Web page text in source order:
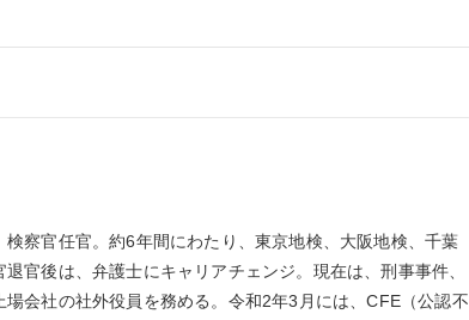
察官任官。約6年間にわたり、東京地検、大阪地検、千葉
官後は、弁護士にキャリアチェンジ。現在は、刑事事件、
会社の社外役員を務める。令和2年3月には、CFE（公認不